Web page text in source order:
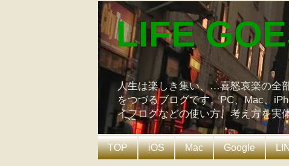
LIFE
人生は楽しき集い、…喜怒哀楽の全
をつづるブログです。PC、Mac、
イフログなどの使い方、考え方を実
TOP iOS Mac Google